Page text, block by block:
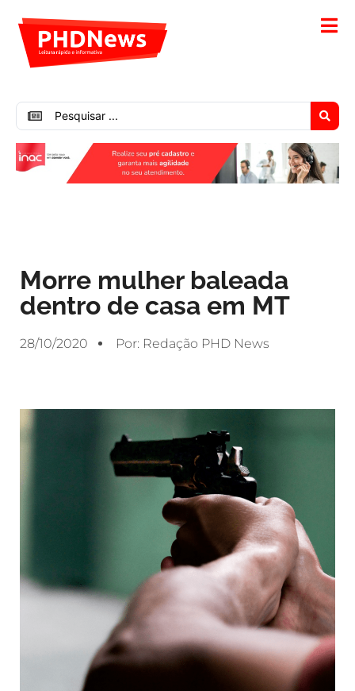
Morre mulher baleada
dentro de casa em MT
28/10/2020 Por: Redação PHD News